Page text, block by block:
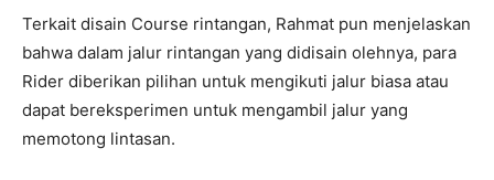
Terkait disain Course rintangan, Rahmat pun menjelaskan
bahwa dalam jalur rintangan yang didisain olehnya, para
Rider diberikan pilihan untuk mengikuti jalur biasa atau
dapat bereksperimen untuk mengambil jalur yang
memotong lintasan.